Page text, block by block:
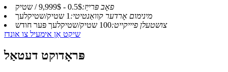
פאָב פּרייַז:0.5$ - 9,999$ / שטיק
מינימום אָרדער קוואַנטיטי:1 שטיק/שטיקלעך
צושטעלן פיייקייט:100 שטיק/שטיקלעך פּער חודש
שיקט אַן אימעיל צו אונדז
פּראָדוקט דעטאַל